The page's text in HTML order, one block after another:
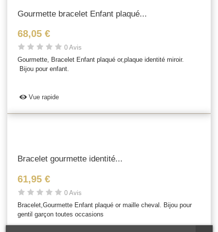
Gourmette bracelet Enfant plaqué...
68,05 €
0 Avis
Gourmette, Bracelet Enfant plaqué or,plaque identité miroir.
Bijou pour enfant.
Vue rapide
Bracelet gourmette identité...
61,95 €
0 Avis
Bracelet,Gourmette Enfant plaqué or maille cheval. Bijou pour
gentil garçon toutes occasions